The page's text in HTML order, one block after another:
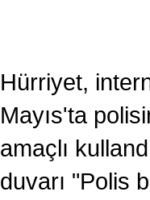
Hürriyet,
Mayıs'ta
amaçlı
duvarı "Polis